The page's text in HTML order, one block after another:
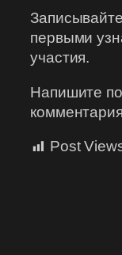
первыми
участия.
Напишите
Post